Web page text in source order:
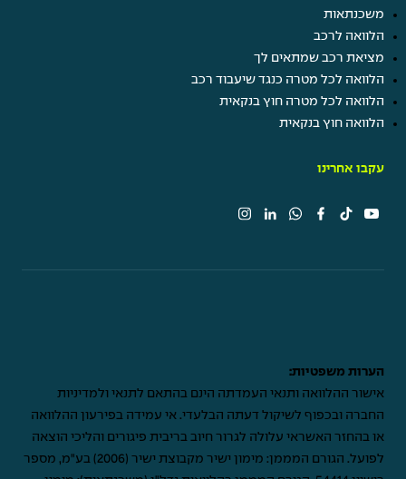
משכנתאות
הלוואה לרכב
מציאת רכב שמתאים לך
הלוואה לכל מטרה כנגד שיעבוד רכב
הלוואה לכל מטרה חוץ בנקאית
הלוואה חוץ בנקאית
עקבו אחרינו
הערות משפטיות:
אישור ההלוואה ותנאי העמדתה הינם בהתאם לתנאי ולמדיניות
החברה ובכפוף לשיקול דעתה הבלעדי. אי עמידה בפירעון ההלוואה
או בהחזר האשראי עלולה לגרור חיוב בריבית פיגורים והליכי הוצאה
לפועל. הגורם המממן: מימון ישיר מקבוצת ישיר (2006) בע"מ, מספר